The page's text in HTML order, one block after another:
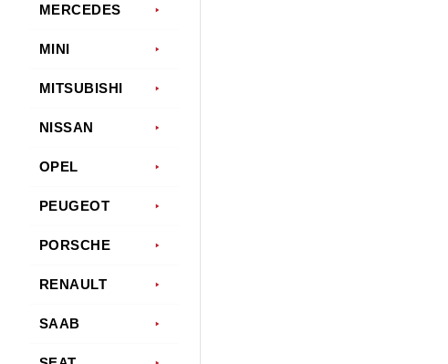
MERCEDES
MINI
MITSUBISHI
NISSAN
OPEL
PEUGEOT
PORSCHE
RENAULT
SAAB